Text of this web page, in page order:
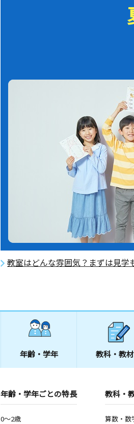
教室はどんな雰囲気？まずは見学
年齢・学年 教科・教材
年齢・学年ごとの特長
0～2歳
教科・
算数・数